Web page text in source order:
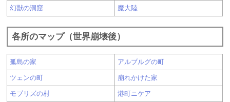
幻獣の洞窟 魔大陸
各所のマップ（世界崩壊後）
孤島の家 アルブルグの町
ツェンの町 崩れかけた家
モブリズの村 港町ニケア